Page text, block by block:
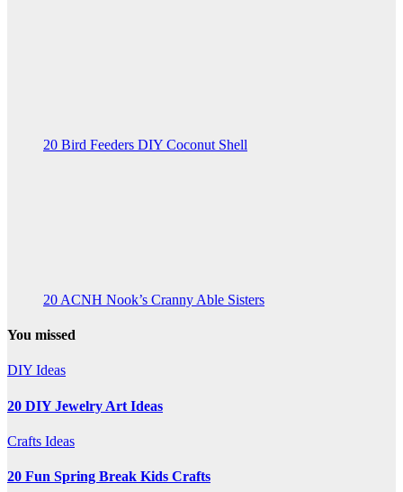
20 Bird Feeders DIY Coconut Shell
20 ACNH Nook’s Cranny Able Sisters
You missed
DIY Ideas
20 DIY Jewelry Art Ideas
Crafts Ideas
20 Fun Spring Break Kids Crafts